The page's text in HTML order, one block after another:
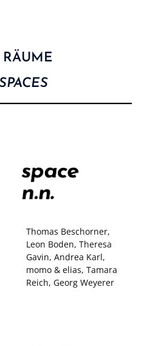
Thomas Beschorner,
Leon Boden, Theresa
Gavin, Andrea Karl,
momo & elias, Tamara
Reich, Georg Weyerer